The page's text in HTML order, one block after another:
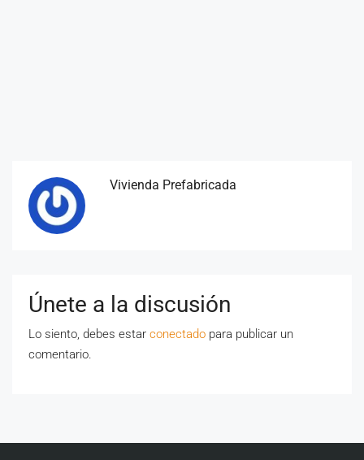
Vivienda Prefabricada
Únete a la discusión
Lo siento, debes estar conectado para publicar un
comentario.